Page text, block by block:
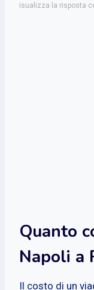
isualizza la risposta
Quanto
Napoli a
Il costo di un